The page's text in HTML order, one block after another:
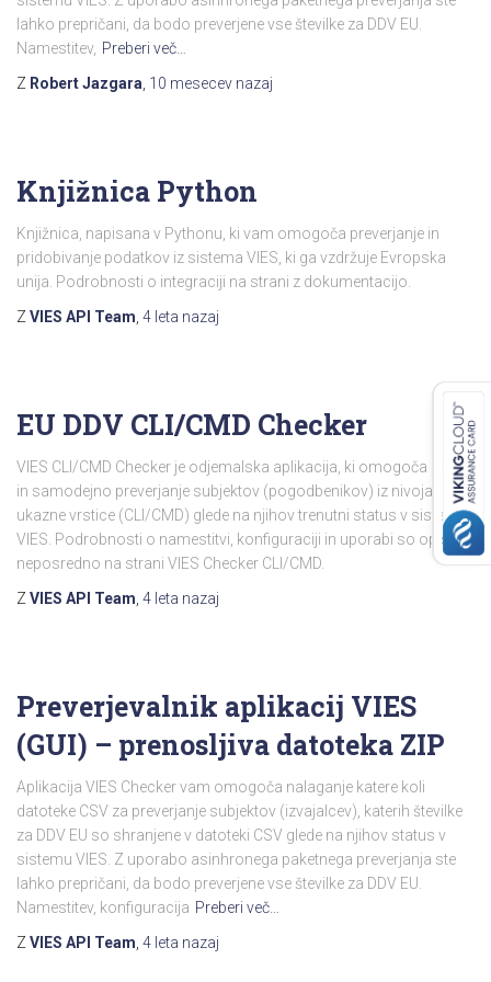
lahko prepričani, da bodo preverjene vse številke za DDV EU.
Namestitev, Preberi več…
Z Robert Jazgara 10 mesecev nazaj
Knjižnica Python
Knjižnica, napisana v Pythonu, ki vam omogoča preverjanje in
pridobivanje podatkov iz sistema VIES, ki ga vzdržuje Evropska
unija. Podrobnosti o integraciji na strani z dokumentacijo.
Z VIES API Team 4 leta nazaj
EU DDV CLI/CMD Checker
VIES CLI/CMD Checker je odjemalska aplikacija, ki omogoča hitro
in samodejno preverjanje subjektov (pogodbenikov) iz nivoja
ukazne vrstice (CLI/CMD) glede na njihov trenutni status v sistemu
VIES. Podrobnosti o namestitvi, konfiguraciji in uporabi so opisane
neposredno na strani VIES Checker CLI/CMD.
Z VIES API Team 4 leta nazaj
Preverjevalnik aplikacij VIES
(GUI) – prenosljiva datoteka ZIP
Aplikacija VIES Checker vam omogoča nalaganje katere koli
datoteke CSV za preverjanje subjektov (izvajalcev), katerih številke
za DDV EU so shranjene v datoteki CSV glede na njihov status v
sistemu VIES. Z uporabo asinhronega paketnega preverjanja ste
lahko prepričani, da bodo preverjene vse številke za DDV EU.
Namestitev, konfiguracija Preberi več…
Z VIES API Team 4 leta nazaj